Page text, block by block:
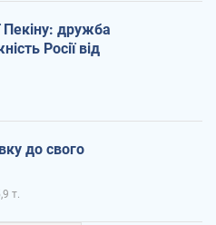
Пекіну: дружба
Росії від
до свого
т.